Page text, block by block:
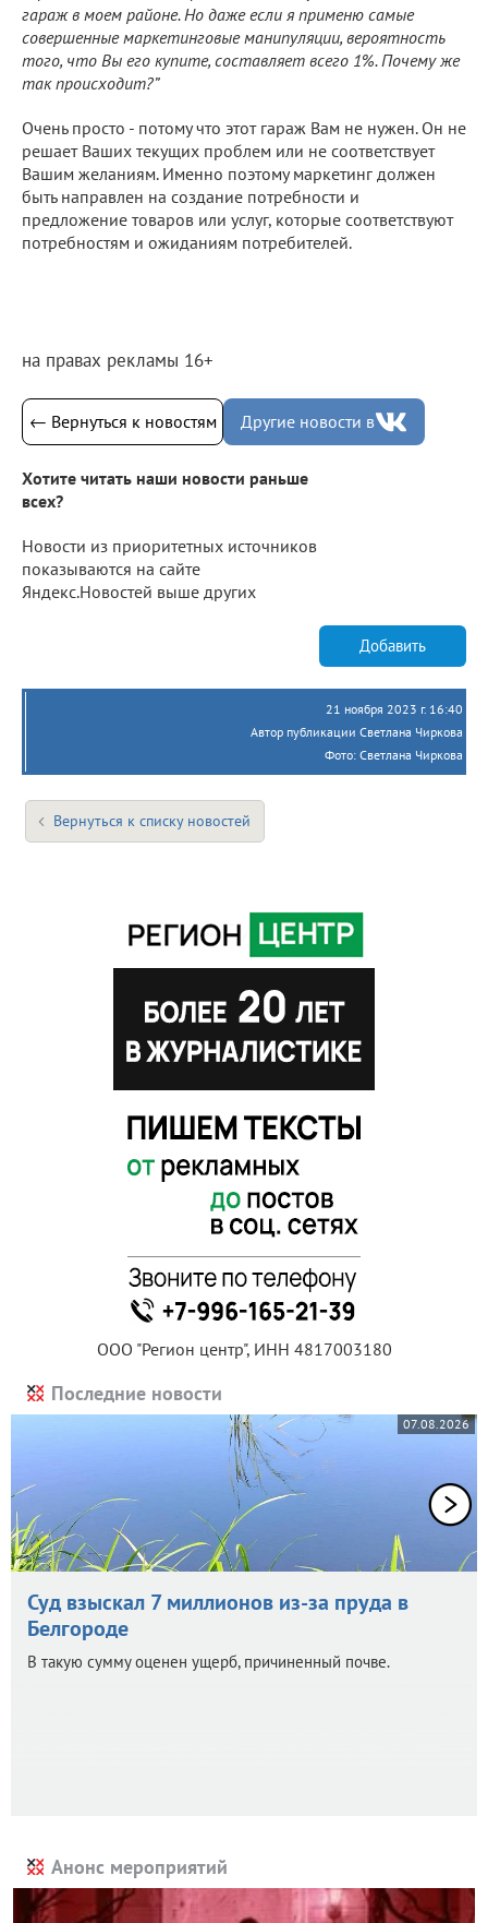
гараж в моем районе. Но даже если я применю самые
совершенные маркетинговые манипуляции, вероятность
того, что Вы его купите, составляет всего 1%. Почему же
так происходит?”
Очень просто - потому что этот гараж Вам не нужен. Он не
решает Ваших текущих проблем или не соответствует
Вашим желаниям. Именно поэтому маркетинг должен
быть направлен на создание потребности и
предложение товаров или услуг, которые соответствуют
потребностям и ожиданиям потребителей.
на правах рекламы 16+
← Вернуться к новостям Другие новости в
Хотите читать наши новости раньше
всех?
Новости из приоритетных источников
показываются на сайте
Яндекс.Новостей выше других
Добавить
21 ноября 2023 г. 16:40
Автор публикации Светлана Чиркова
Фото: Светлана Чиркова
Вернуться к списку новостей
ООО "Регион центр", ИНН 4817003180
Последние новости
07.08.2026
Суд взыскал 7 миллионов из-за пруда в
Белгороде
В такую сумму оценен ущерб, причиненный почве.
Анонс мероприятий